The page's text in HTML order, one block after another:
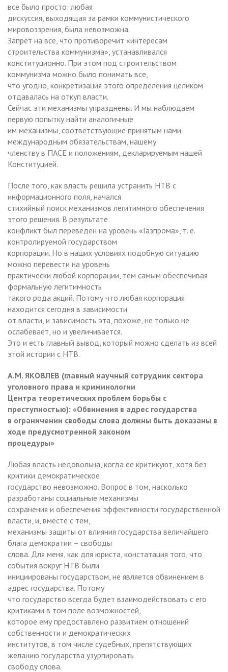
все было просто: любая
дискуссия, выходящая за рамки коммунистического
мировоззрения, была невозможна.
Запрет на все, что противоречит «интересам
строительства коммунизма», устанавливался
конституционно. При этом под строительством
коммунизма можно было понимать все,
что угодно, конкретизация этого определения целиком
отдавалась на откуп власти.
Сейчас эти механизмы упразднены. И мы наблюдаем
первую попытку найти аналогичные
им механизмы, соответствующие принятым нами
международным обязательствам, нашему
членству в ПАСЕ и положениям, декларируемым нашей
Конституцией.
После того, как власть решила устранить НТВ с
информационного поля, начался
стихийный поиск механизмов легитимного обеспечения
этого решения. В результате
конфликт был переведен на уровень «Газпрома», т. е.
контролируемой государством
корпорации. Но в наших условиях подобную ситуацию
можно перевести на уровень
практически любой корпорации, тем самым обеспечивая
формальную легитимность
такого рода акций. Потому что любая корпорация
находится сегодня в зависимости
от власти, и зависимость эта, похоже, не только не
ослабевает, но и увеличивается.
Это и есть главный вывод, который можно сделать из всей
этой истории с НТВ.
А.М. ЯКОВЛЕВ (главный научный сотрудник сектора
уголовного права и криминологии
Центра теоретических проблем борьбы с
преступностью): «Обвинения в адрес государства
в ограничении свободы слова должны быть доказаны в
ходе предусмотренной законом
процедуры»
Любая власть недовольна, когда ее критикуют, хотя без
критики демократическое
государство невозможно. Вопрос в том, насколько
разработаны социальные механизмы
сохранения и обеспечения эффективности государственной
власти, и, вместе с тем,
механизмы защиты от влияния государства величайшего
блага демократии – свободы
слова. Для меня, как для юриста, констатация того, что
события вокруг НТВ были
инициированы государством, не является обвинением в
адрес государства. Потому
что государство всегда будет взаимодействовать с его
критиками в том поле возможностей,
которое ему предоставлено развитием отношений
собственности и демократических
институтов, в том числе судебных, препятствующих
желанию государства узурпировать
свободу слова.